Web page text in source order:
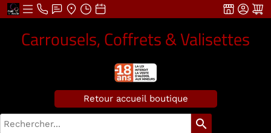
Carrousels, Coffrets & Valisettes
Retour accueil boutique
search